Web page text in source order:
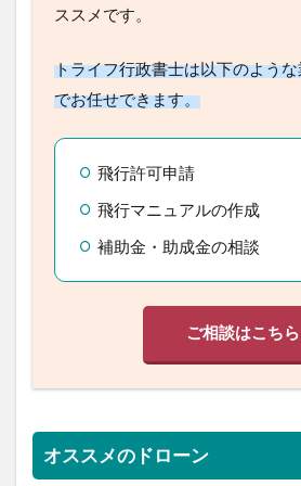
ススメです。
トライフ行政書士は以下のよう
でお任せできます。
飛行許可申請
飛行マニュアルの作成
補助金・助成金の相談
ご相談はこちら
オススメのドローン